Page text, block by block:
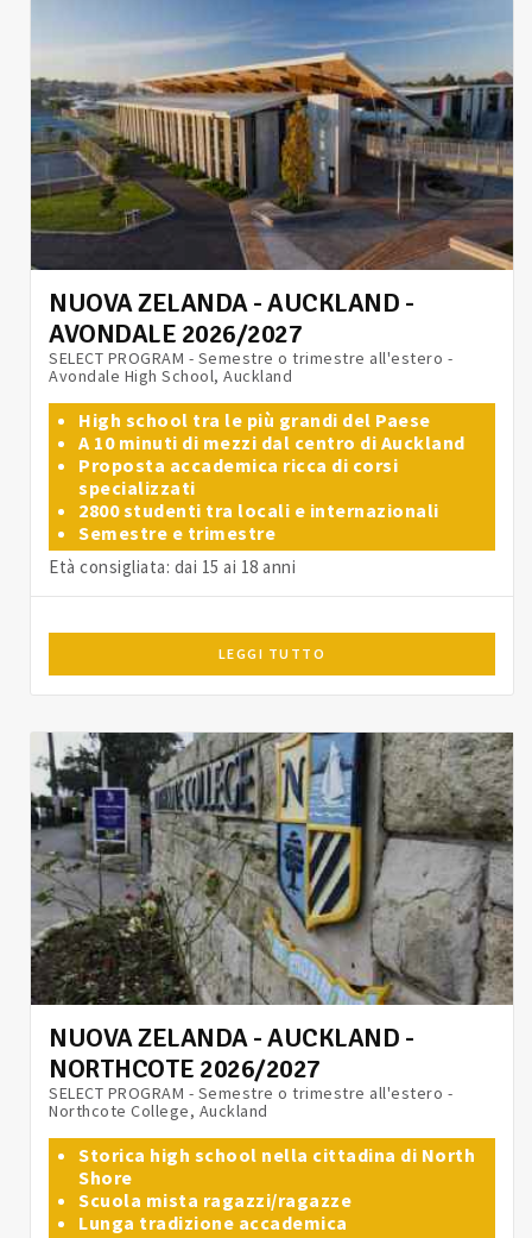
NUOVA ZELANDA - AUCKLAND -
AVONDALE 2026/2027
SELECT PROGRAM - Semestre o trimestre all'estero -
Avondale High School, Auckland
High school tra le più grandi del Paese
A 10 minuti di mezzi dal centro di Auckland
Proposta accademica ricca di corsi
specializzati
2800 studenti tra locali e internazionali
Semestre e trimestre
Età consigliata: dai 15 ai 18 anni
LEGGI TUTTO
NUOVA ZELANDA - AUCKLAND -
NORTHCOTE 2026/2027
SELECT PROGRAM - Semestre o trimestre all'estero -
Northcote College, Auckland
Storica high school nella cittadina di North
Shore
Scuola mista ragazzi/ragazze
Lunga tradizione accademica